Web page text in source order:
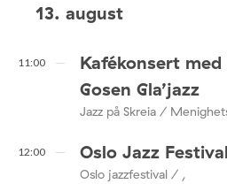
13. august
11:00
Kafékonsert
Gosen Gla’jazz
Jazz på Skreia /
12:00 Oslo Jazz Festival
Oslo jazzfestival / ,